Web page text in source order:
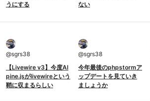
うにする
ない
@sgrs38
【Livewire v3】今度Al
pine.jsがlivewireという
鞘に収まるらしい
@sgrs38
今年最後のphpstormア
ップデートを見ていき
ましょうか